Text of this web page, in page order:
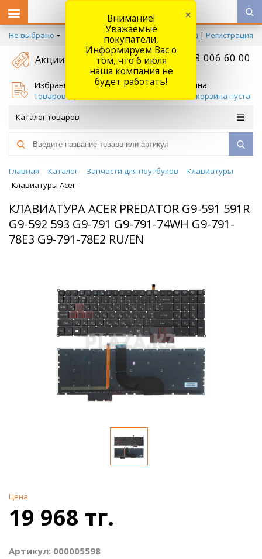
Не выбрано Вход | Регистрация
Акции +7 778 006 60 00
Избранное
Товаров (
Корзина
Ваша корзина пуста
Каталог товаров
Главная Каталог Запчасти для ноутбуков
Клавиатуры
Клавиатуры Acer
КЛАВИАТУРА ACER PREDATOR G9-591 591R
G9-592 593 G9-791 G9-791-74WH G9-791-
78E3 G9-791-78E2 RU/EN
Цена
19 968 тг.
Артикул: 000005598
Внимание!
Уважаемые
покупатели,
Информируем Вас о
том, что 6 июля
наша компания не
будет работать!
×